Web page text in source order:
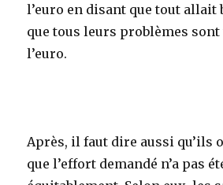
l’euro en disant que tout allait
que tous leurs problèmes sont
l’euro.
Après, il faut dire aussi qu’ils
que l’effort demandé n’a pas